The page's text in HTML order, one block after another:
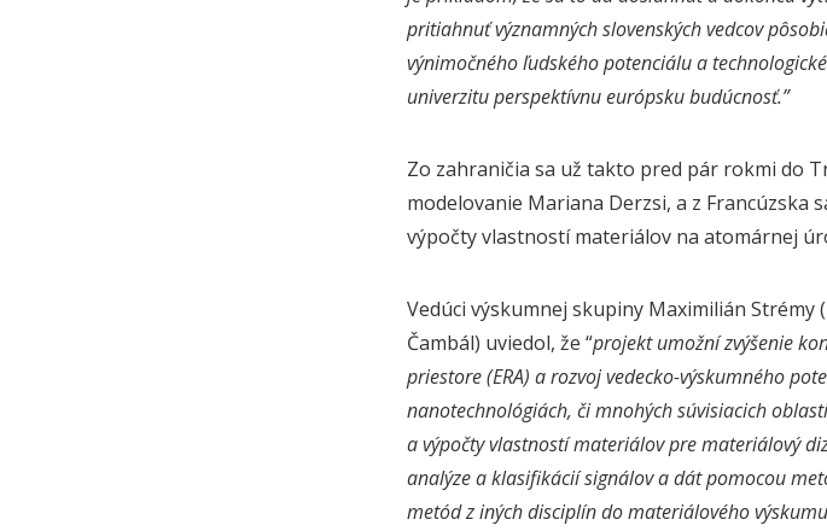
pritiahnuť významných slovenských vedcov
výnimočného ľudského potenciálu a
univerzitu perspektívnu európsku budúcnosť.”
Zo zahraničia sa už takto pred pár rokmi do
modelovanie Mariana Derzsi, a z
výpočty vlastností materiálov na atomárnej
Vedúci výskumnej skupiny Maximilián
Čambál) uviedol, že “projekt umožní zvýšenie
priestore (ERA) a rozvoj vedecko-výskumného
nanotechnológiách, či mnohých súvisiacich
a výpočty vlastností materiálov pre materiálový
analýze a klasifikácií signálov a dát pomocou
metód z iných disciplín do materiálového